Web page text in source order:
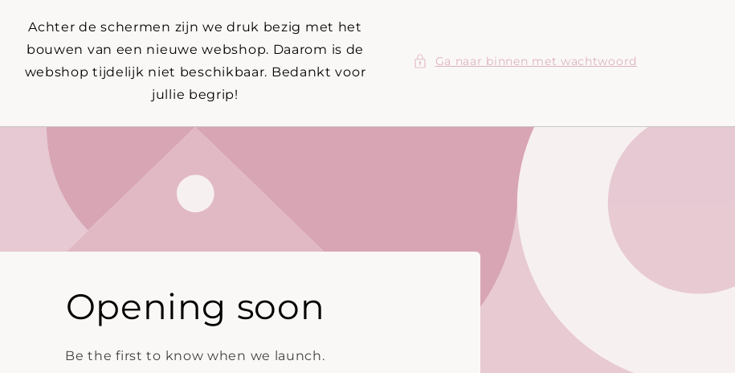
Achter de schermen zijn we druk bezig met het
bouwen van een nieuwe webshop. Daarom is de
webshop tijdelijk niet beschikbaar. Bedankt voor
jullie begrip!
Ga naar binnen met wachtwoord
Opening soon
Be the first to know when we launch.